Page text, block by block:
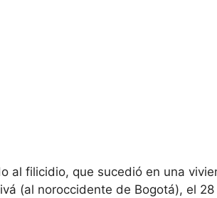
al filicidio, que sucedió en una
(al noroccidente de Bogotá), el